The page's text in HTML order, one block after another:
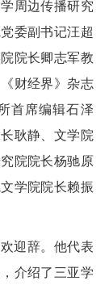
周边传播研究
委副书记汪超
院长卿志军教
财经界》杂志
首席编辑石泽
耿静、文学院
院院长杨驰原
学院院长赖振
迎辞。他代表
介绍了三亚学